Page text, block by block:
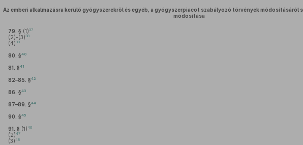
Az emberi alkalmazásra kerülő gyógyszerekről és egyéb, a gyógyszerpiacot szabályozó törvények módosításáról
módosítása
79. § (1) 37
(2)–(3) 38
(4) 39
80. §40
81. §41
82–85. §42
86. §43
87–89. §44
90. §45
91. § (1)46
(2)47
(3)48